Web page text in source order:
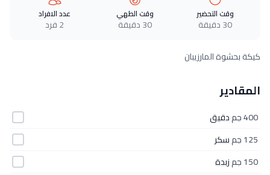
وقت التحضير
30 دقيقة
وقت الطهي
30 دقيقة
عدد الافراد
2 فرد
كيكة بحشوة المارزيبان
المقادير
400 جم
دقيق
125 جم
سكر
150 جم
زبدة